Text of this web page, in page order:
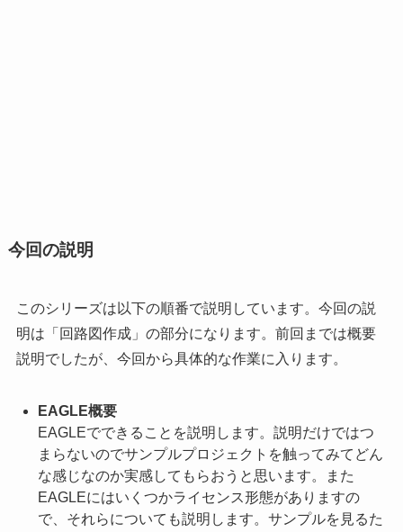
今回の説明
このシリーズは以下の順番で説明しています。今回の説
明は「回路図作成」の部分になります。前回までは概要
説明でしたが、今回から具体的な作業に入ります。
EAGLE概要
EAGLEでできることを説明します。説明だけではつ
まらないのでサンプルプロジェクトを触ってみてどん
な感じなのか実感してもらおうと思います。また
EAGLEにはいくつかライセンス形態がありますの
で、それらについても説明します。サンプルを見るた